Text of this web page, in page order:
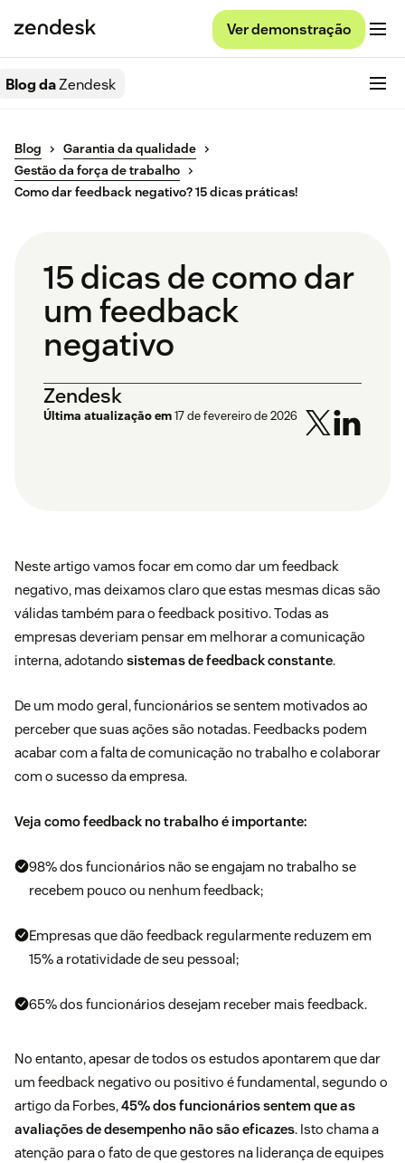
Ver demonstração
Blog daZendesk
Blog
Garantia da qualidade
Gestão da força de trabalho
Como dar feedback negativo? 15 dicas práticas!
15 dicas de como dar
um feedback
negativo
Zendesk
Última atualização em17 de fevereiro de 2026
Neste artigo vamos focar em como dar um feedback
negativo, mas deixamos claro que estas mesmas dicas são
válidas também para o feedback positivo. Todas as
empresas deveriam pensar em melhorar a comunicação
interna, adotando sistemas de feedback constante.
De um modo geral, funcionários se sentem motivados ao
perceber que suas ações são notadas. Feedbacks podem
acabar com a falta de comunicação no trabalho e colaborar
com o sucesso da empresa.
Veja como feedback no trabalho é importante:
98%dos funcionários não se engajam no trabalho se
recebem pouco ou nenhum feedback;
Empresas que dão feedback regularmente reduzem em
15%a rotatividade de seu pessoal;
65%dos funcionários desejam receber mais feedback.
No entanto, apesar de todos os estudos apontarem que dar
um feedback negativo ou positivo é fundamental, segundo o
artigo da Forbes,45% dos funcionários sentem que as
avaliações de desempenho não são eficazes. Isto chama a
atenção para o fato de que gestores na liderança de equipes